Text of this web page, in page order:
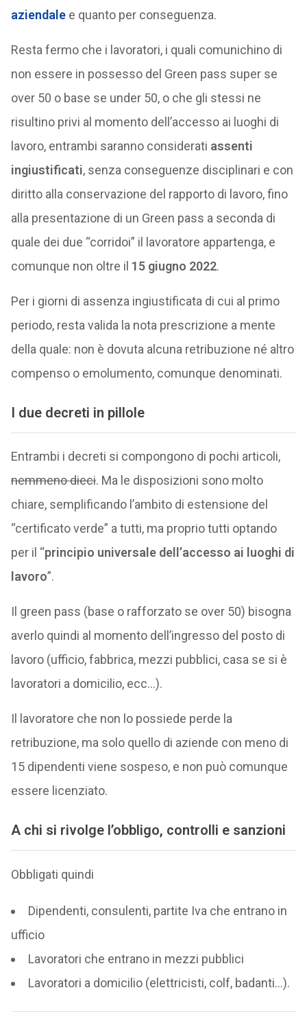
aziendalee quanto per conseguenza.
Resta fermo che i lavoratori, i quali comunichino di
non essere in possesso del Green pass super se
over 50 o base se under 50, o che gli stessi ne
risultino privi al momento dell’accesso ai luoghi di
lavoro, entrambi saranno considerati assenti
ingiustificati, senza conseguenze disciplinari e con
diritto alla conservazione del rapporto di lavoro, fino
alla presentazione di un Green pass a seconda di
quale dei due “corridoi” il lavoratore appartenga, e
comunque non oltre il 15 giugno 2022.
Per i giorni di assenza ingiustificata di cui al primo
periodo, resta valida la nota prescrizione a mente
della quale: non è dovuta alcuna retribuzione né altro
compenso o emolumento, comunque denominati.
I due decreti in pillole
Entrambi i decreti si compongono di pochi articoli,
nemmeno dieci. Ma le disposizioni sono molto
chiare, semplificando l’ambito di estensione del
“certificato verde” a tutti, ma proprio tutti optando
per il “principio universale dell’accesso ai luoghi di
lavoro”.
Il green pass (base o rafforzato se over 50) bisogna
averlo quindi al momento dell’ingresso del posto di
lavoro (ufficio, fabbrica, mezzi pubblici, casa se si è
lavoratori a domicilio, ecc…).
Il lavoratore che non lo possiede perde la
retribuzione, ma solo quello di aziende con meno di
15 dipendenti viene sospeso, e non può comunque
essere licenziato.
A chi si rivolge l’obbligo, controlli e sanzioni
Obbligati quindi
Dipendenti, consulenti, partite Iva che entrano in
ufficio
Lavoratori che entrano in mezzi pubblici
Lavoratori a domicilio (elettricisti, colf, badanti…).